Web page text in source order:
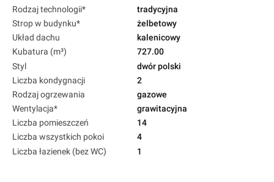
Rodzaj technologii*
tradycyjna
Strop w budynku*
żelbetowy
Układ dachu
kalenicowy
Kubatura (m³)
727.00
Styl
dwór polski
Liczba kondygnacji
2
Rodzaj ogrzewania
gazowe
Wentylacja*
grawitacyjna
Liczba pomieszczeń
14
Liczba wszystkich pokoi
4
Liczba łazienek (bez WC)
1